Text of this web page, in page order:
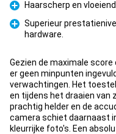
Pro
Haarscherp en
Superieur
hardware.
Gezien de maximale
er geen minpunten
verwachtingen. Het
en tijdens het draaien van
prachtig helder en de
camera schiet daarnaast
kleurrijke foto's. Een